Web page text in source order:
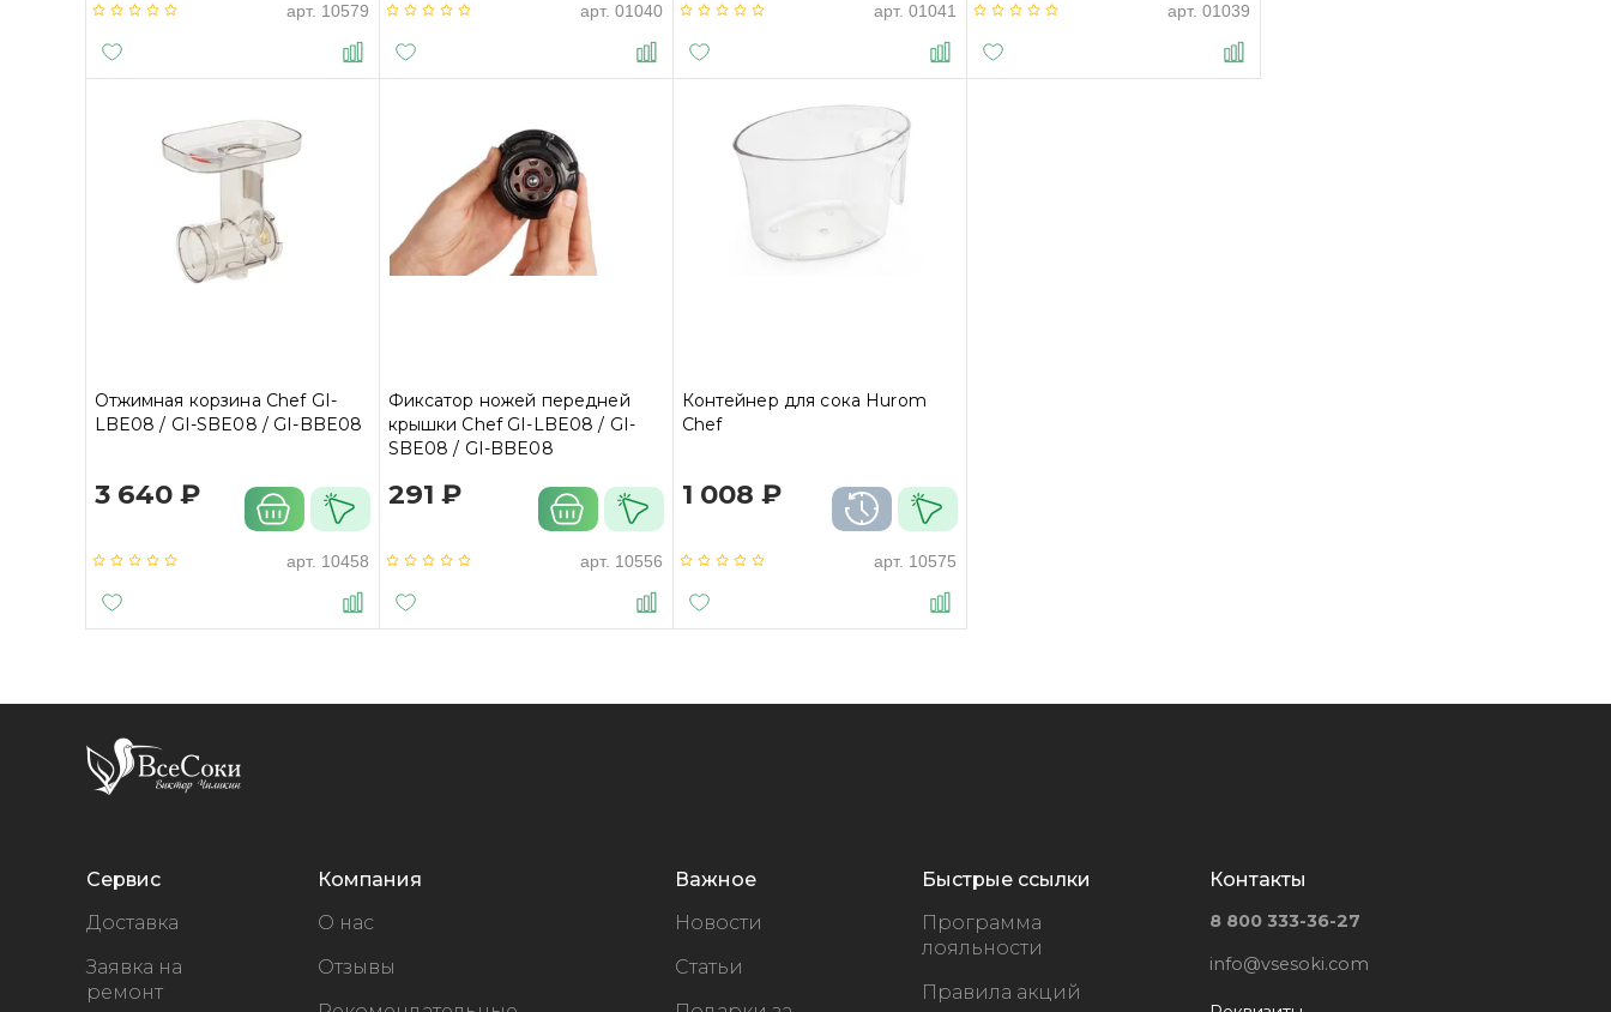
арт. 10579 арт. 01040 арт. 01041 арт. 01039
Отжимная корзина Chef GI-
LBE08 / GI-SBE08 / GI-BBE08
3 640 ₽
арт. 10458
Фиксатор ножей передней
крышки Chef GI-LBE08 / GI-
SBE08 / GI-BBE08
291 ₽
арт. 10556
Контейнер для сока Hurom
Chef
1 008 ₽
арт. 10575
Сервис
Доставка
Заявка на
ремонт
Компания
О нас
Отзывы
Важное
Новости
Статьи
Быстрые ссылки
Программа
лояльности
Правила акций
Контакты
8 800 333-36-27
info@vsesoki.com